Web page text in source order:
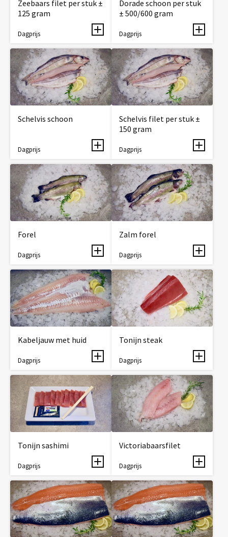
Zeebaars filet per stuk ±
125 gram
Dagprijs
Dorade schoon per stuk
± 500/600 gram
Dagprijs
Schelvis schoon
Dagprijs
Schelvis filet per stuk ±
150 gram
Dagprijs
Forel
Dagprijs
Zalm forel
Dagprijs
Kabeljauw met huid
Dagprijs
Tonijn steak
Dagprijs
Tonijn sashimi
Dagprijs
Victoriabaarsfilet
Dagprijs